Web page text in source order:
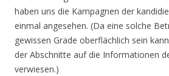
haben uns die Kampagnen der
einmal angesehen. (Da eine solche
gewissen Grade oberflächlich sein
der Abschnitte auf die Informationen
verwiesen.)